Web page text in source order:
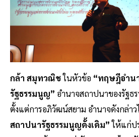
กล้า สมุทวณิชในหัวข้อ “ทฤษฎีอำน
รัฐธรรมนูญ” อำนาจสถาปนาของรัฐ
ตั้งแต่การอภิวัฒน์สยาม อำนาจดังกล่า
สถาปนารัฐธรรมนูญดั้งเดิม”ให้แก่ป